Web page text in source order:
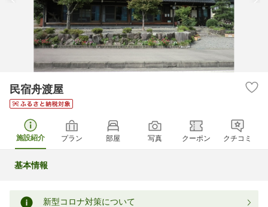
民宿舟渡屋
施設紹介 プラン 部屋 写真 クーポン クチコミ
基本情報
新型コロナ対策について